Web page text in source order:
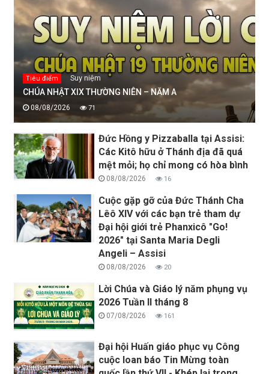
Tiêu điểm Suy niệm
CHÚA NHẬT XIX THƯỜNG NIÊN – NĂM A
08/08/2026 71
Đức Hồng y Pizzaballa tại Assisi:
Các Kitô hữu ở Thánh địa đã quá
mệt mỏi; họ chỉ mong có hòa bình
08/08/2026 16
Cuộc gặp gỡ của Đức Thánh Cha
Lêô XIV với các bạn trẻ tham dự
Đại hội giới trẻ Phanxicô "Go!
2026" tại Santa Maria Degli
Angeli – Assisi
08/08/2026 20
Lời Chúa và Giáo lý năm phụng vụ
2026 Tuần II tháng 8
07/08/2026 161
Đại hội Huấn giáo phục vụ Công
cuộc loan báo Tin Mừng toàn